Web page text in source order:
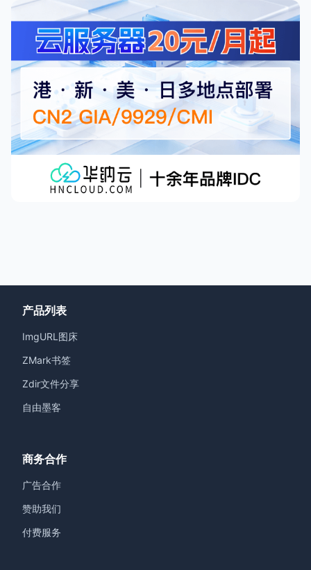
产品列表
ImgURL图床
ZMark书签
Zdir文件分享
自由墨客
商务合作
广告合作
赞助我们
付费服务